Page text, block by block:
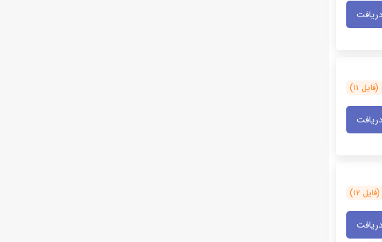
دریافت
(فایل ۱۱)
دریافت
(فایل ۱۲)
دریافت